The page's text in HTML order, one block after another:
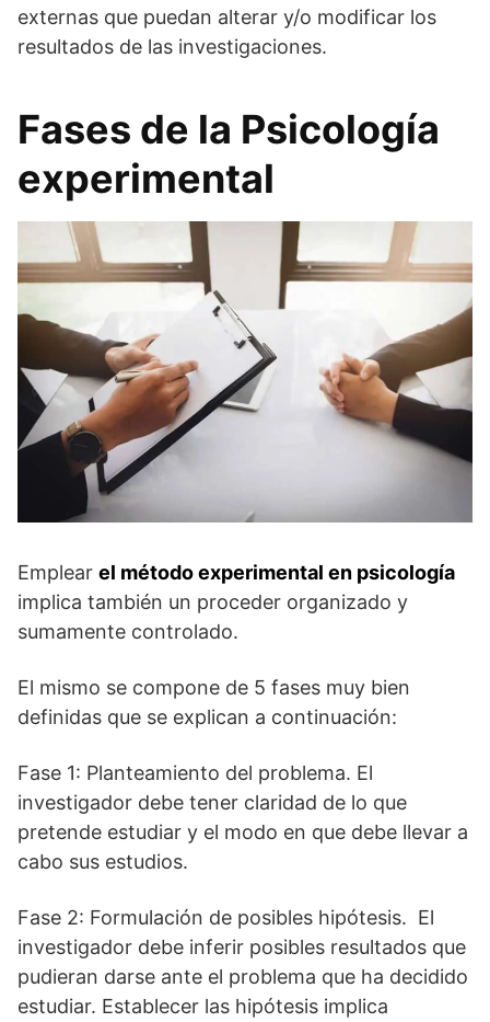
externas que puedan alterar y/o modificar los
resultados de las investigaciones.
Fases de la Psicología
experimental
Emplear el método experimental en psicología
implica también un proceder organizado y
sumamente controlado.
El mismo se compone de 5 fases muy bien
definidas que se explican a continuación:
Fase 1: Planteamiento del problema. El
investigador debe tener claridad de lo que
pretende estudiar y el modo en que debe llevar a
cabo sus estudios.
Fase 2: Formulación de posibles hipótesis. El
investigador debe inferir posibles resultados que
pudieran darse ante el problema que ha decidido
estudiar. Establecer las hipótesis implica